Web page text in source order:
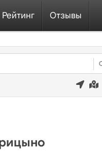
Рейтинг Отзывы